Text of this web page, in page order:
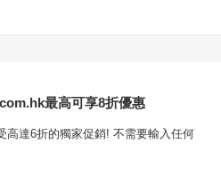
最高可享8折優惠
高達6折的獨家促銷! 不需要輸入任何